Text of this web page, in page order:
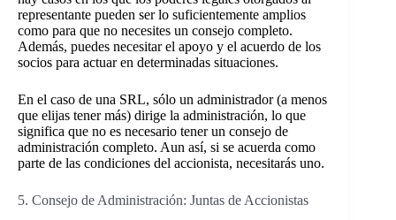
representante pueden ser lo suficientemente amplios
como para que no necesites un consejo completo.
Además, puedes necesitar el apoyo y el acuerdo de los
socios para actuar en determinadas situaciones.
En el caso de una SRL, sólo un administrador (a menos
que elijas tener más) dirige la administración, lo que
significa que no es necesario tener un consejo de
administración completo. Aun así, si se acuerda como
parte de las condiciones del accionista, necesitarás uno.
5. Consejo de Administración: Juntas de Accionistas